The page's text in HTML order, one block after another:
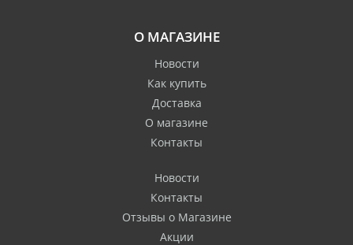
О МАГАЗИНЕ
Новости
Как купить
Доставка
О магазине
Контакты
Новости
Контакты
Отзывы о Магазине
Акции